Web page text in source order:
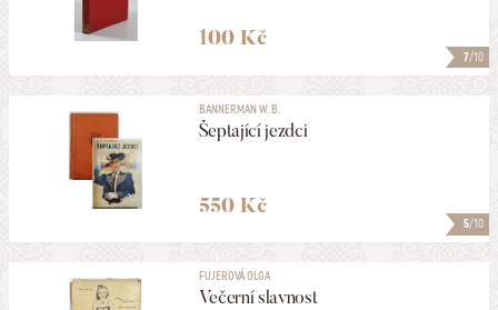
7/10
100 Kč
5/10
BANNERMAN W. B.
Šeptající jezdci
550 Kč
FUJEROVÁ OLGA
Večerní slavnost